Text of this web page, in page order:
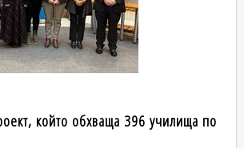
който обхваща 396 училища по